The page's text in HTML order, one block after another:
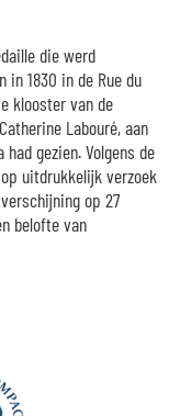
die werd
in 1830 in de Rue du
klooster van de
Labouré, aan
gezien. Volgens de
uitdrukkelijk verzoek
op 27
belofte van